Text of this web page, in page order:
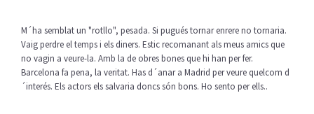
M´ha semblat un "rotllo", pesada. Si pugués tornar enrere no tornaria.
Vaig perdre el temps i els diners. Estic recomanant als meus amics que
no vagin a veure-la. Amb la de obres bones que hi han per fer.
Barcelona fa pena, la veritat. Has d´anar a Madrid per veure quelcom d
´interés. Els actors els salvaria doncs són bons. Ho sento per ells..